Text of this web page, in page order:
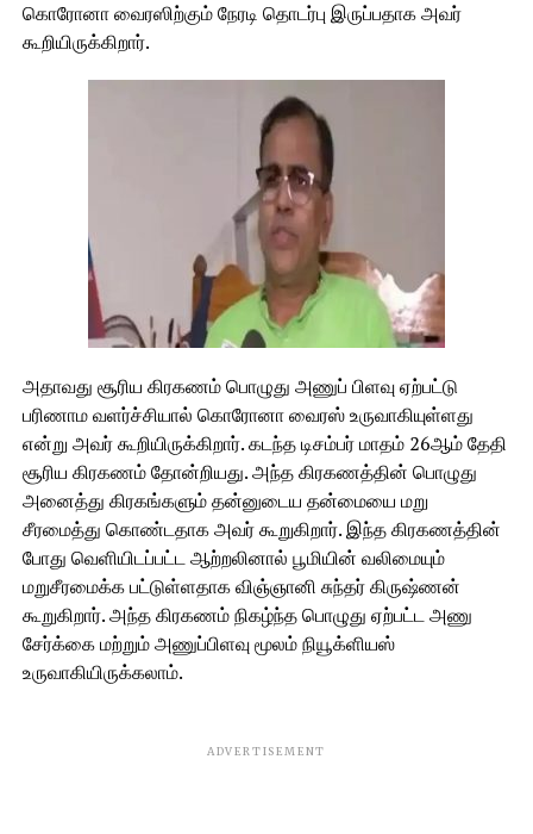
கொரோனா வைரஸிற்கும் நேரடி தொடர்பு இருப்பதாக அவர்
கூறியிருக்கிறார்.
அதாவது சூரிய கிரகணம் பொழுது அணுப் பிளவு ஏற்பட்டு
பரிணாம வளர்ச்சியால் கொரோனா வைரஸ் உருவாகியுள்ளது
என்று அவர் கூறியிருக்கிறார். கடந்த டிசம்பர் மாதம் 26ஆம் தேதி
சூரிய கிரகணம் தோன்றியது. அந்த கிரகணத்தின் பொழுது
அனைத்து கிரகங்களும் தன்னுடைய தன்மையை மறு
சீரமைத்து கொண்டதாக அவர் கூறுகிறார். இந்த கிரகணத்தின்
போது வெளியிடப்பட்ட ஆற்றலினால் பூமியின் வலிமையும்
மறுசீரமைக்க பட்டுள்ளதாக விஞ்ஞானி சுந்தர் கிருஷ்ணன்
கூறுகிறார். அந்த கிரகணம் நிகழ்ந்த பொழுது ஏற்பட்ட அணு
சேர்க்கை மற்றும் அணுப்பிளவு மூலம் நியூக்ளியஸ்
உருவாகியிருக்கலாம்.
ADVERTISEMENT